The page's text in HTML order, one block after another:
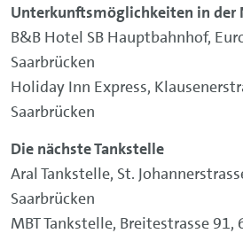
Unterkunftsmöglichkeiten in der
B&B Hotel SB Hauptbahnhof,
Saarbrücken
Holiday Inn Express,
Saarbrücken
Die nächste Tankstelle
Aral Tankstelle, St.
Saarbrücken
MBT Tankstelle, Breitestrasse 91,